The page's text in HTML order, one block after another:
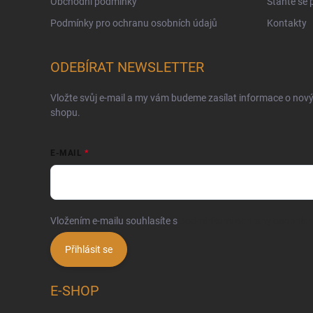
Podmínky pro ochranu osobních údajů
Kontakty
ODEBÍRAT NEWSLETTER
Vložte svůj e-mail a my vám budeme zasílat informace o
shopu.
E-MAIL
Vložením e-mailu souhlasíte s
Přihlásit se
E-SHOP